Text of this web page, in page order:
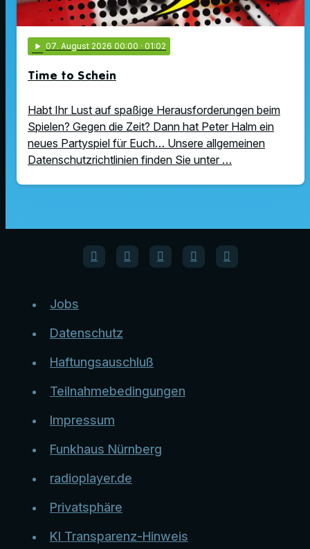
play_arrow 07. August 2026 00:00 · 01:02
Time to Schein
Habt Ihr Lust auf spaßige Herausforderungen beim
Spielen? Gegen die Zeit? Dann hat Peter Halm ein
neues Partyspiel für Euch… Unsere allgemeinen
Datenschutzrichtlinien finden Sie unter …
Jobs
Datenschutz
Haftungsauschluß
Teilnahmebedingungen
Impressum
Funkhaus Nürnberg
radioplayer.de
Privatsphäre
KI Transparenz-Hinweis